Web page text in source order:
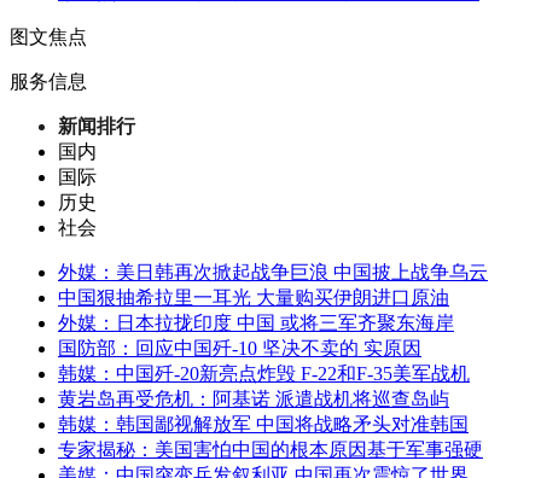
图文焦点
服务信息
新闻排行
国内
国际
历史
社会
外媒：美日韩再次掀起战争巨浪 中国披上战争乌云
中国狠抽希拉里一耳光 大量购买伊朗进口原油
外媒：日本拉拢印度 中国 或将三军齐聚东海岸
国防部：回应中国歼-10 坚决不卖的 实原因
韩媒：中国歼-20新亮点炸毁 F-22和F-35美军战机
黄岩岛再受危机：阿基诺 派遣战机将巡查岛屿
韩媒：韩国鄙视解放军 中国将战略矛头对准韩国
专家揭秘：美国害怕中国的根本原因基于军事强硬